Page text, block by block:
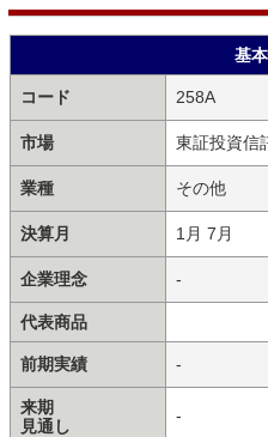
基
コード 258A
市場 東証投資信
業種 その他
決算月 1月 7月
企業理念 -
代表商品
前期実績 -
来期
見通し
-